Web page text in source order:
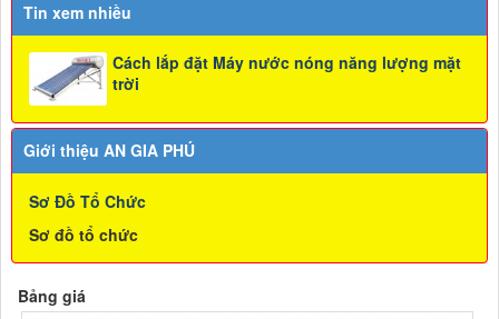
Tin xem nhiều
Cách lắp đặt Máy nước nóng năng lượng mặt
trời
Giới thiệu AN GIA PHÚ
Sơ Đồ Tổ Chức
Sơ đồ tổ chức
Bảng giá